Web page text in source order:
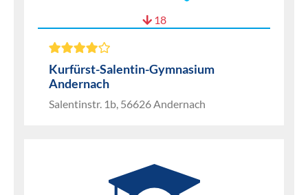
18
Kurfürst-Salentin-Gymnasium
Andernach
Salentinstr. 1b, 56626 Andernach